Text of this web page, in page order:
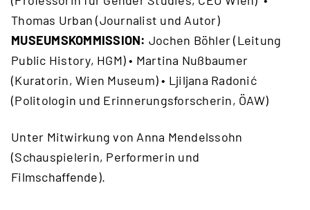
Thomas Urban (Journalist und Autor)
MUSEUMSKOMMISSION: Jochen Böhler (Leitung
Public History, HGM) • Martina Nußbaumer
(Kuratorin, Wien Museum) • Ljiljana Radonić
(Politologin und Erinnerungsforscherin, ÖAW)
Unter Mitwirkung von Anna Mendelssohn
(Schauspielerin, Performerin und
Filmschaffende).